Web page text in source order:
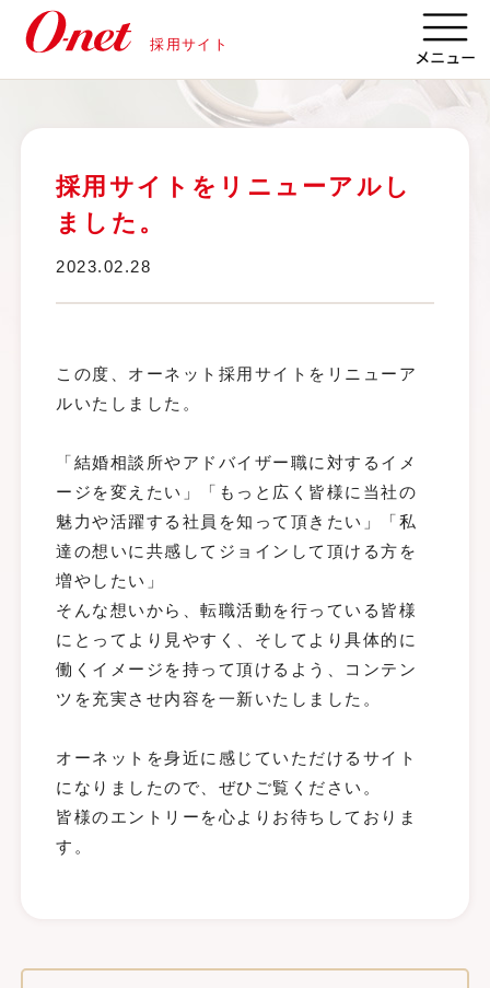
採用サイト
採用サイトをリニューアルし
ました。
2023.02.28
この度、オーネット採用サイトをリニューア
ルいたしました。
「結婚相談所やアドバイザー職に対するイメ
ージを変えたい」「もっと広く皆様に当社の
魅力や活躍する社員を知って頂きたい」「私
達の想いに共感してジョインして頂ける方を
増やしたい」
そんな想いから、転職活動を行っている皆様
にとってより見やすく、そしてより具体的に
働くイメージを持って頂けるよう、コンテン
ツを充実させ内容を一新いたしました。
オーネットを身近に感じていただけるサイト
になりましたので、ぜひご覧ください。
皆様のエントリーを心よりお待ちしておりま